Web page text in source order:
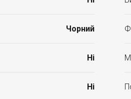
Чорний
Ні
Ні